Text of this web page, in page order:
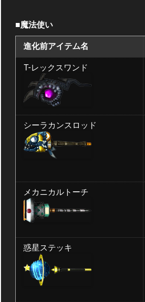
■魔法使い
進化前アイテム名
T-レックスワンド
シーラカンスロッド
メカニカルトーチ
惑星ステッキ